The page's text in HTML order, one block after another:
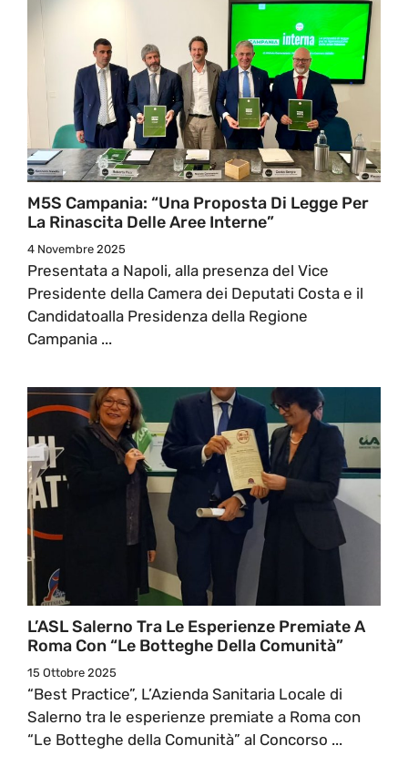
M5S Campania: “Una Proposta Di Legge Per
La Rinascita Delle Aree Interne”
4 Novembre 2025
Presentata a Napoli, alla presenza del Vice
Presidente della Camera dei Deputati Costa e il
Candidatoalla Presidenza della Regione
Campania ...
L’ASL Salerno Tra Le Esperienze Premiate A
Roma Con “Le Botteghe Della Comunità”
15 Ottobre 2025
“Best Practice”, L’Azienda Sanitaria Locale di
Salerno tra le esperienze premiate a Roma con
“Le Botteghe della Comunità” al Concorso ...